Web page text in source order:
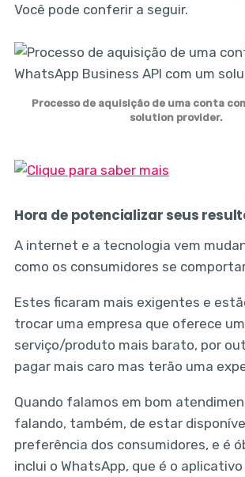
Você pode conferir a seguir.
Processo de aquisição de uma conta
solution provider.
Hora de potencializar seus
A internet e a tecnologia vem
como os consumidores se
Estes ficaram mais exigentes e
trocar uma empresa que oferece um
serviço/produto mais barato, por
pagar mais caro mas terão uma
Quando falamos em bom
falando, também, de estar
preferência dos consumidores, e é
inclui o WhatsApp, que é o